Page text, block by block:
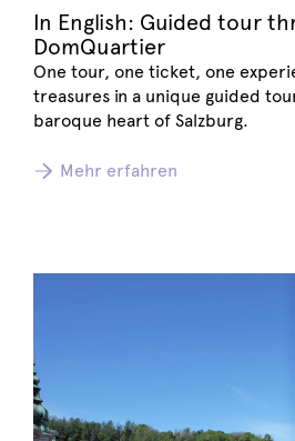
In English: Guided tour
DomQuartier
One tour, one ticket, one
treasures in a unique guided
baroque heart of Salzburg.
Mehr erfahren